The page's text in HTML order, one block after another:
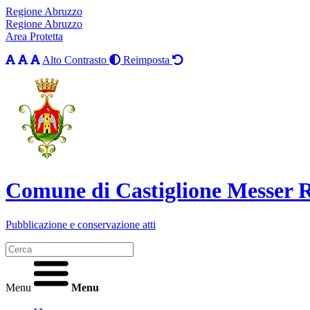
Regione Abruzzo
Regione Abruzzo
Area Protetta
Alto Contrasto
Reimposta
Comune di Castiglione Messer
Pubblicazione e conservazione atti
Menu Menu